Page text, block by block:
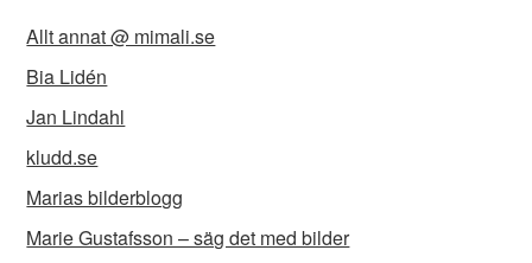
Allt annat @ mimali.se
Bia Lidén
Jan Lindahl
kludd.se
Marias bilderblogg
Marie Gustafsson – säg det med bilder